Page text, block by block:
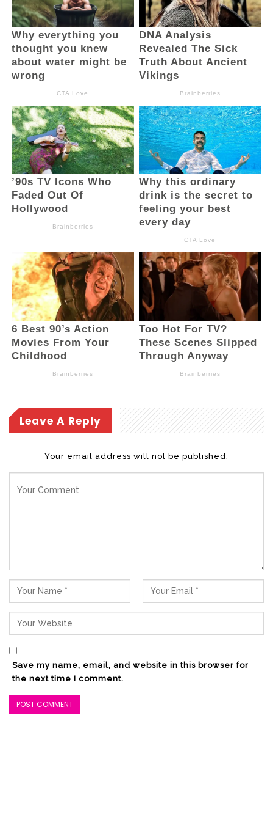
menjadikan kebersihan sebagai sebuah
budaya. Terima kasih kepada semua pihak
yang telah menciptakan Kota ini menjadi
Kota yang Bersih, Kota yang Indah, Kota
yang nyaman,” pungkas Asripan Nani.
Turut Hadir, Kapolres Kotamobagu, AKBP.
Dasveri Abdi, S.I.K., Perwakilan Forkopimda,
Ketua Tim Penggerak PKK Kota
Kotamobagu, Hj. Siti Fatmah Fitriana Nani
Buhang., S.E., para pimpinan Instansi
Vertikal, para Asisten, Pimpinan OPD, para
Pimpinan Perguruan Tinggi, Pimpinan
Perbankan, pimpinan BUMN, Petugas
Kebersihan, Camat, Lurah dan Sangadi
serta Aparatur Pemerintah dilingkungan
Pemerintah Daerah Kota Kotamobagu.
(And)
Leave A Reply
Your email address will not be published.
Save my name, email, and website in this browser for
the next time I comment.